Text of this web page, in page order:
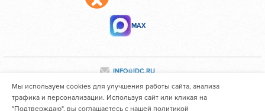
МАХ
INFO@IDC.RU
Мы используем cookies для улучшения работы сайта, анализа
трафика и персонализации. Используя сайт или кликая на
"Подтверждаю", вы соглашаетесь с нашей политикой